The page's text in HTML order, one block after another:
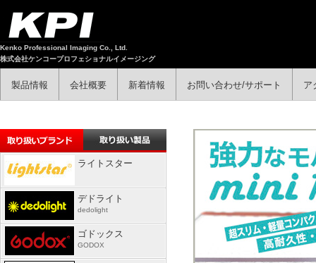
Kenko Professional Imaging Co., Ltd.
株式会社ケンコープロフェショナルイメージング
製品情報 会社概要 新着情報 お問い合わせ/サポート ア
ライトスター
デドライト
dedolight
ゴドックス
GODOX